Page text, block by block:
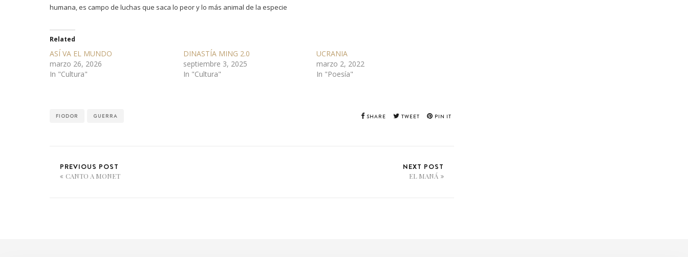
humana, es campo de luchas que saca lo peor y lo más animal de la especie
Related
ASÍ VA EL MUNDO
marzo 26, 2026
In "Cultura"
DINASTÍA MING 2.0
septiembre 3, 2025
In "Cultura"
UCRANIA
marzo 2, 2022
In "Poesía"
FIODOR GUERRA SHARE TWEET PIN IT
PREVIOUS POST
CANTO A MONET
NEXT POST
EL MANÁ